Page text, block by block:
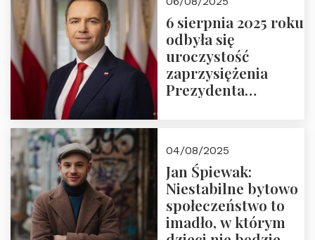
6 sierpnia 2025 roku
odbyła się
uroczystość
zaprzysiężenia
Prezydenta
Nawrockiego
04/08/2025
Jan Śpiewak:
Niestabilne bytowo
społeczeństwo to
imadło, w którym